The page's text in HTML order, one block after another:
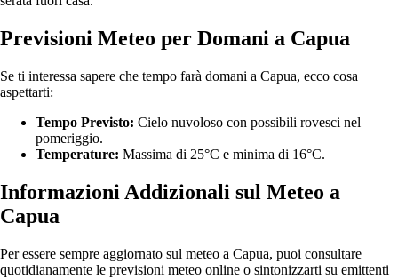
Previsioni Meteo per Domani a Capua
Se ti interessa sapere che tempo farà domani a Capua, ecco cosa
aspettarti:
Tempo Previsto: Cielo nuvoloso con possibili rovesci nel
pomeriggio.
Temperature: Massima di 25°C e minima di 16°C.
Informazioni Addizionali sul Meteo a
Capua
Per essere sempre aggiornato sul meteo a Capua, puoi consultare
quotidianamente le previsioni meteo online o sintonizzarti su emittenti